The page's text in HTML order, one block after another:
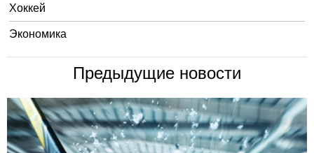
Хоккей
Экономика
Предыдущие новости